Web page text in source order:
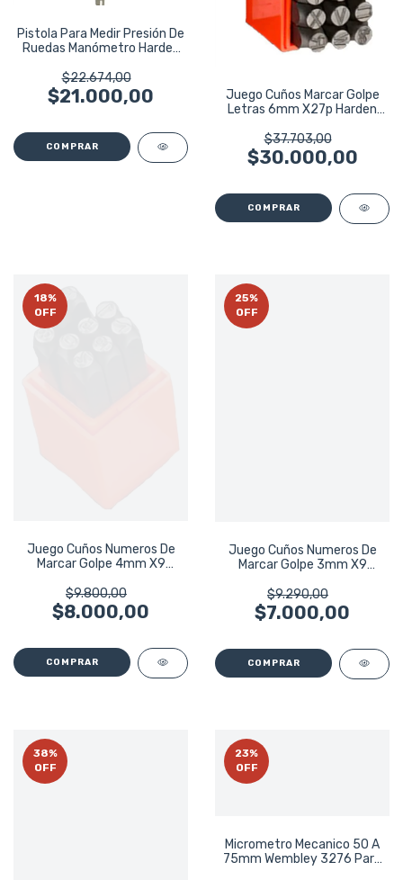
Pistola Para Medir Presión De
Ruedas Manómetro Harden
$22.674,00
$21.000,00
Juego Cuños Marcar Golpe
Letras 6mm X27p Harden
$37.703,00
$30.000,00
18%
OFF
Juego Cuños Numeros De
Marcar Golpe 4mm X9
$9.800,00
$8.000,00
25%
OFF
Juego Cuños Numeros De
Marcar Golpe 3mm X9
$9.290,00
$7.000,00
38%
OFF
23%
OFF
Micrometro Mecanico 50 A
75mm Wembley 3276 Para